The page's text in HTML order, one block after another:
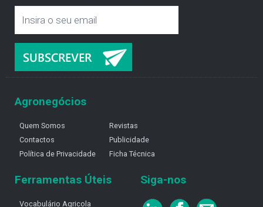
Agronegócios
Quem Somos
Contactos
Política de Privacidade
Revistas
Publicidade
Ficha Técnica
Ferramentas Úteis
Vocabulário Agricola
Siga-nos